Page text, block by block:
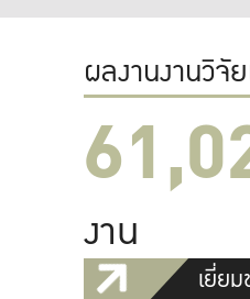
ผลงานงานวิจั
งาน
เยี่ย